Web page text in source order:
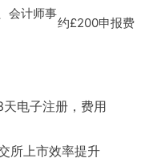
会计师事
约£200申报费
电子注册，费用
所上市效率提升